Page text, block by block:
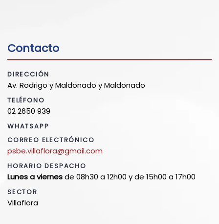
Contacto
DIRECCIÓN
Av. Rodrigo y Maldonado y Maldonado
TELÉFONO
02 2650 939
WHATSAPP
CORREO ELECTRÓNICO
psbe.villaflora@gmail.com
HORARIO DESPACHO
Lunes a viernesde 08h30 a 12h00 y de 15h00 a 17h00
SECTOR
Villaflora